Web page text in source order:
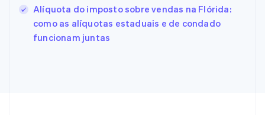
Alíquota do imposto sobre vendas na Flórida:
como as alíquotas estaduais e de condado
funcionam juntas
Finlândia
EnglishSvenska
França
English